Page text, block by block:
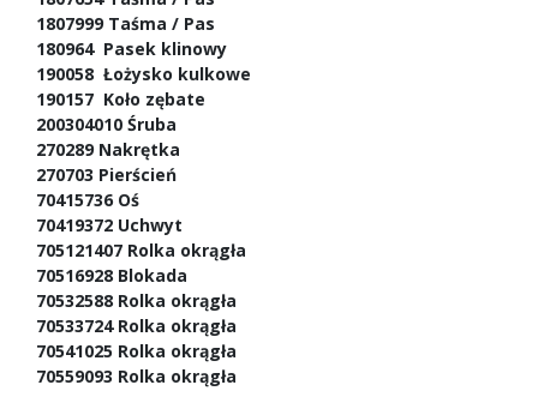
1807999 Taśma / Pas
180964 Pasek klinowy
190058 Łożysko kulkowe
190157 Koło zębate
200304010 Śruba
270289 Nakrętka
270703 Pierścień
70415736 Oś
70419372 Uchwyt
705121407 Rolka okrągła
70516928 Blokada
70532588 Rolka okrągła
70533724 Rolka okrągła
70541025 Rolka okrągła
70559093 Rolka okrągła